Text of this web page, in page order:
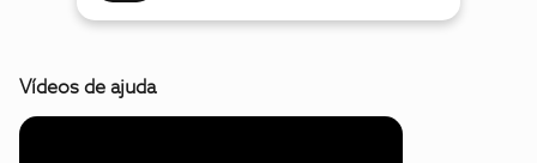
Vídeos de ajuda